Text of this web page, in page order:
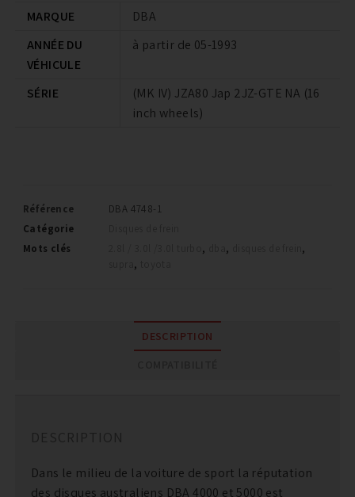
MARQUE
DBA
ANNÉE DU
VÉHICULE
à partir de 05-1993
SÉRIE
(MK IV) JZA80 Jap 2JZ-GTE NA (16
inch wheels)
Référence
DBA 4748-1
Catégorie
Mots clés
, ,
,
,
DESCRIPTION
DESCRIPTION
Dans le milieu de la voiture de sport la réputation
des disques australiens DBA 4000 et 5000 est